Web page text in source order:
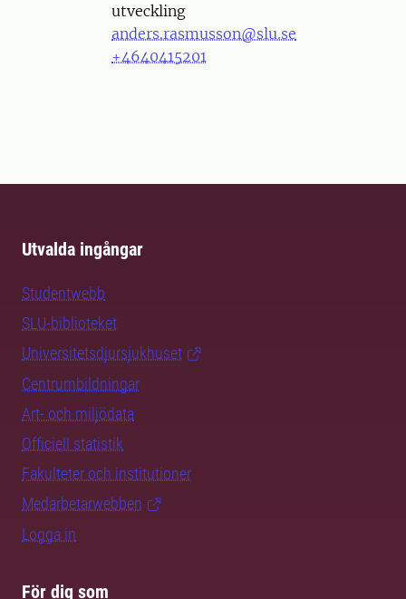
utveckling
anders.rasmusson@slu.se
+4640415201
Utvalda ingångar
Studentwebb
SLU-biblioteket
Universitetsdjursjukhuset
Centrumbildningar
Art- och miljödata
Officiell statistik
Fakulteter och institutioner
Medarbetarwebben
Logga in
För dig som